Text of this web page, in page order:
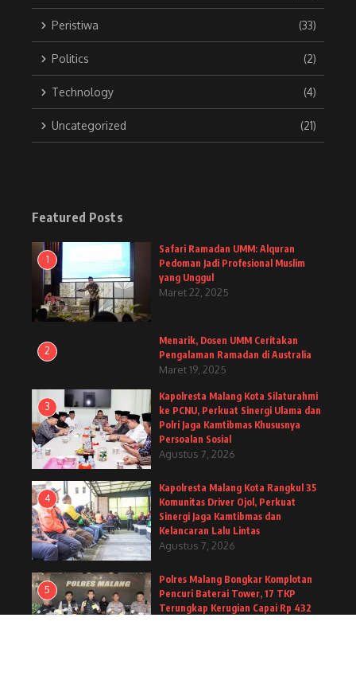
Peristiwa (33)
Politics (2)
Technology (4)
Uncategorized (21)
Featured Posts
1
Safari Ramadan UMM: Alquran
Pedoman Jadi Profesional Muslim
yang Unggul
Maret 22, 2025
2
Menarik, Dosen UMM Ceritakan
Pengalaman Ramadan di Australia
Maret 19, 2025
3
Kapolresta Malang Kota Silaturahmi
ke PCNU, Perkuat Sinergi Ulama dan
Polri Jaga Kamtibmas Khususnya
Persoalan Sosial
Agustus 7, 2026
4
Kapolresta Malang Kota Rangkul 35
Komunitas Driver Ojol, Perkuat
Sinergi Jaga Kamtibmas dan
Kelancaran Lalu Lintas
Agustus 7, 2026
5
Polres Malang Bongkar Komplotan
Pencuri Baterai Tower, 17 TKP
Terungkap Kerugian Capai Rp 432